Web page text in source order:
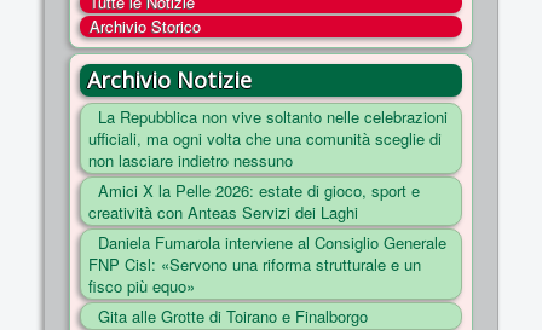
COSA FACCIAMO
ENTI
NOTIZIE
ESSENZIALI
MAPPA DEL SITO
CONVENZIONI
FOTO
SOCIAL
Archivio Storico
Archivio Notizie
La Repubblica non vive soltanto nelle celebrazioni
ufficiali, ma ogni volta che una comunità sceglie di
non lasciare indietro nessuno
Amici X la Pelle 2026: estate di gioco, sport e
creatività con Anteas Servizi dei Laghi
Daniela Fumarola interviene al Consiglio Generale
FNP Cisl: «Servono una riforma strutturale e un
fisco più equo»
Gita alle Grotte di Toirano e Finalborgo